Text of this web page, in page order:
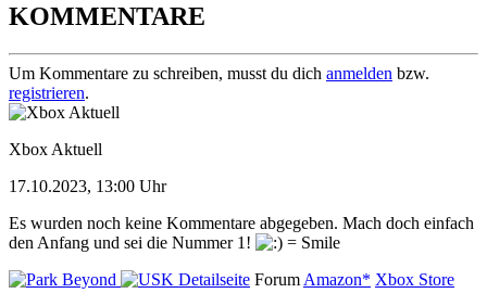
KOMMENTARE
Um Kommentare zu schreiben, musst du dich anmelden bzw.
registrieren.
Xbox Aktuell
17.10.2023, 13:00 Uhr
Es wurden noch keine Kommentare abgegeben. Mach doch einfach
den Anfang und sei die Nummer 1!
Detailseite Forum Amazon* Xbox Store